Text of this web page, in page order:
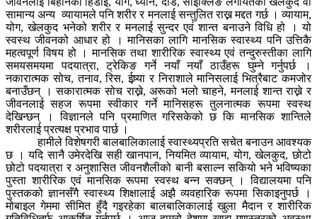
सामान्य अन्य व्यायामले पनि शरीर र मनलाई सन्तुलित राख्न मद्दत गर्छ । व्यायाम,
योग, खेलकुद भनेको शरीर र मनलाई सुन्दर एवं शान्त बनाउने विधि हो । यो
स्वस्थ जीवनको आधार हो । मानिसका लागि मानसिक स्वास्थ्य पनि उत्तिकै
महत्वपूर्ण विषय हो । मानसिक तथा शारीरिक स्वास्थ्य एवं तन्दुरुस्तीका लागि
समयसमयमा पदयात्रा, ट्रेकिङ गर्ने नयाँ नयाँ ठाउँहरू घुम्ने गर्नुपर्छ ।
नकारात्मक सोच, तनाव, रिस, ईष्र्या र निराशाले मानिसलाई भित्रैबाट कमजोर
बनाउँछन् । सकारात्मक सोच राख्ने, अरूको भलो चाहने, मनलाई शान्त राख्ने र
जीवनलाई सहज रूपमा स्वीकार गर्ने मानिसहरू तुलनात्मक रूपमा स्वस्थ
देखिन्छन् । विज्ञानले पनि प्रमाणित गरिसकेको छ कि मानसिक शान्तिले
शरीरलाई प्रत्यक्ष प्रभाव पार्छ ।
हामीले विशेषगरी बालबालिकालाई स्वास्थ्यप्रति सचेत बनाउन आवश्यक
छ । यदि सानै उमेरदेखि सही खानपान, नियमित व्यायाम, योग, खेलकुद, छोटो
छोटो पदयात्रा र अनुशासित जीवनशैलीको बानी बसाल्न सकियो भने भविष्यका
पुस्ता शारीरिक एवं मानसिक रूपमा स्वस्थ बन्न सक्छन् । विद्यालयमा पनि
पुस्तकको ज्ञानसँगै स्वास्थ्य शिक्षालाई अझै व्यवहारिक रूपमा सिकाइनुपर्छ ।
मोबाइल गेममा सीमित हुँदै गइरहेका बालबालिकालाई खुला मैदान र शारीरिक